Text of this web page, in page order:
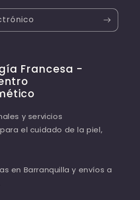
Francesa -
y servicios
el cuidado de la piel,
en Barranquilla y envíos a